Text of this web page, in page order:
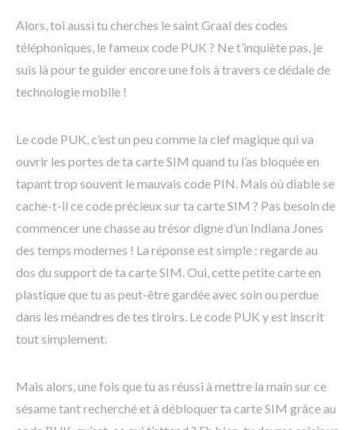
Alors, toi aussi tu cherches le saint Graal des codes
téléphoniques, le fameux code PUK ? Ne t’inquiète pas, je
suis là pour te guider encore une fois à travers ce dédale de
technologie mobile !
Le code PUK, c’est un peu comme la clef magique qui va
ouvrir les portes de ta carte SIM quand tu l’as bloquée en
tapant trop souvent le mauvais code PIN. Mais où diable se
cache-t-il ce code précieux sur ta carte SIM ? Pas besoin de
commencer une chasse au trésor digne d’un Indiana Jones
des temps modernes ! La réponse est simple : regarde au
dos du support de ta carte SIM. Oui, cette petite carte en
plastique que tu as peut-être gardée avec soin ou perdue
dans les méandres de tes tiroirs. Le code PUK y est inscrit
tout simplement.
Mais alors, une fois que tu as réussi à mettre la main sur ce
sésame tant recherché et à débloquer ta carte SIM grâce au